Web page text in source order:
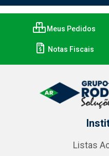
Meus Pedidos
Notas Fiscais
Listas